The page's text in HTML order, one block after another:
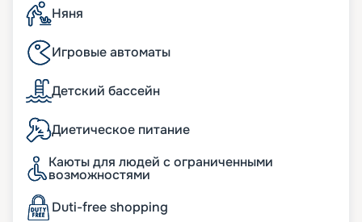
Няня
Игровые автоматы
Детский бассейн
Диетическое питание
Каюты для людей с ограниченными
возможностями
Duti-free shopping